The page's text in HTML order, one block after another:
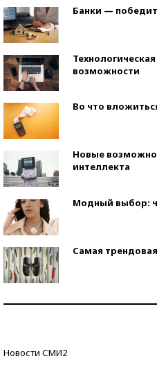
Банки —
возможности
Во что
Новые
интеллекта
Модный выбор:
Самая
Новости СМИ2